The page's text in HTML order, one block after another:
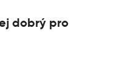
dobrý pro